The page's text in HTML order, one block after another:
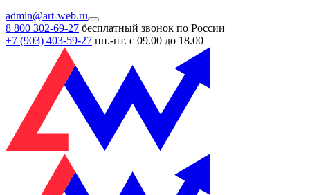
admin@art-web.ru
8 800 302-69-27 бесплатный звонок по России
+7 (903) 403-59-27 пн.-пт. с 09.00 до 18.00